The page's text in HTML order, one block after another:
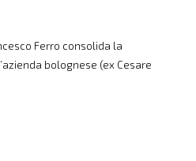
Ferro consolida la
bolognese (ex Cesare